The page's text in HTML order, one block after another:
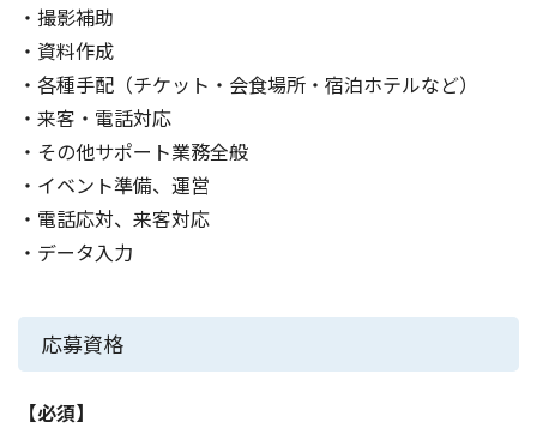
・撮影補助
・資料作成
・各種手配（チケット・会食場所・宿泊ホテルなど）
・来客・電話対応
・その他サポート業務全般
・イベント準備、運営
・電話応対、来客対応
・データ入力
応募資格
【必須】